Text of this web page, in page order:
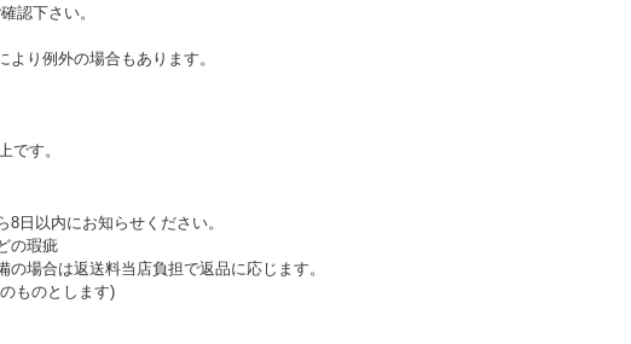
確認下さい。
より例外の場合もあります。
です。
日以内にお知らせください。
の瑕疵
の場合は返送料当店負担で返品に応じます。
ものとします)